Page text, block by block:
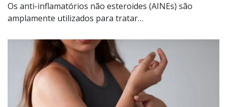
Os anti-inflamatórios não esteroides (AINEs) são
amplamente utilizados para tratar…